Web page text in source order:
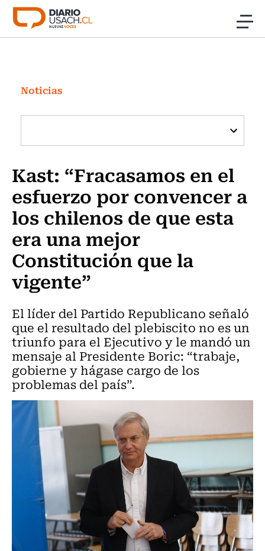
Click acá para ir directamente al contenido
Investigación
Cultura
Programas Radio y TV Usach
Noticias
Kast: “Fracasamos en el
esfuerzo por convencer a
los chilenos de que esta
era una mejor
Constitución que la
vigente”
El líder del Partido Republicano señaló
que el resultado del plebiscito no es un
triunfo para el Ejecutivo y le mandó un
mensaje al Presidente Boric: “trabaje,
gobierne y hágase cargo de los
problemas del país”.